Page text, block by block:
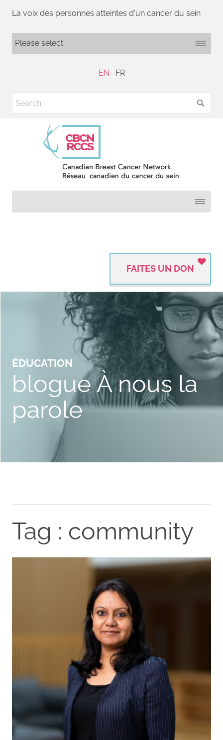
La voix des personnes atteintes d'un cancer du sein
EN FR
FAITES UN DON
ÉDUCATION
blogue À nous la
parole
Tag : community